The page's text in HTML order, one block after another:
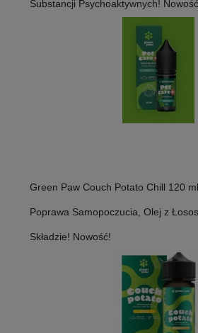
Substancji Psychoaktywnych!
Green Paw Couch Potato Chill 120
Poprawa Samopoczucia, Olej z
Składzie! Nowość!